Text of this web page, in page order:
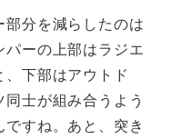
部分を減らしたのは
ーの上部はラジエ
下部はアウトド
士が組み合うよう
すね。あと、突き